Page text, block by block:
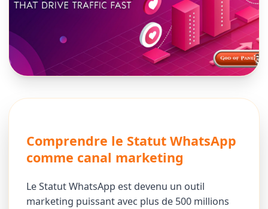
Comprendre le Statut WhatsApp
comme canal marketing
Le Statut WhatsApp est devenu un outil
marketing puissant avec plus de 500 millions